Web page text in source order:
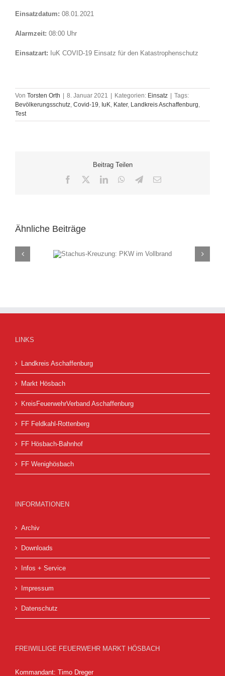
Einsatzdatum: 08.01.2021
Alarmzeit: 08:00 Uhr
Einsatzart: IuK COVID-19 Einsatz für den Katastrophenschutz
Von Torsten Orth | 8. Januar 2021 | Kategorien: Einsatz | Tags:
Bevölkerungsschutz, Covid-19, IuK, Kater, Landkreis Aschaffenburg,
Test
Beitrag Teilen
Facebook LinkedInWhatsApp
Telegram
E-
Ähnliche Beiträge
PKW im
LINKS
Landkreis Aschaffenburg
Markt Hösbach
KreisFeuerwehrVerband Aschaffenburg
FF Feldkahl-Rottenberg
FF Hösbach-Bahnhof
FF Wenighösbach
INFORMATIONEN
Archiv
Downloads
Infos + Service
Impressum
Datenschutz
FREIWILLIGE FEUERWEHR MARKT HÖSBACH
Kommandant: Timo Dreger